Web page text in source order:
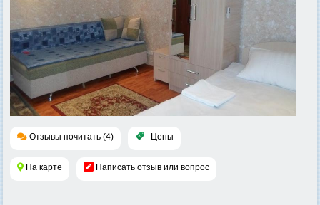
Отзывы почитать (4) Цены
На карте Написать отзыв или вопрос